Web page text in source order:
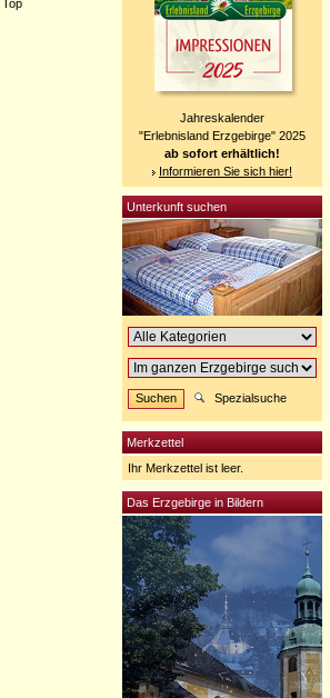
Top
Jahreskalender
"Erlebnisland Erzgebirge" 2025
ab sofort erhältlich!
Informieren Sie sich hier!
Unterkunft suchen
Spezialsuche
Merkzettel
Ihr Merkzettel ist leer.
Das Erzgebirge in Bildern